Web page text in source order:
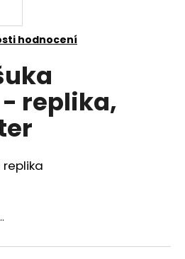
hodnocení
replika,